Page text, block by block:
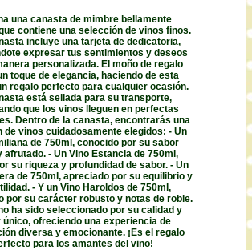
una canasta de mimbre bellamente
contiene una selección de vinos finos.
incluye una tarjeta de dedicatoria,
expresar tus sentimientos y deseos
personalizada. El moño de regalo
toque de elegancia, haciendo de esta
regalo perfecto para cualquier ocasión.
está sellada para su transporte,
que los vinos lleguen en perfectas
Dentro de la canasta, encontrarás una
de vinos cuidadosamente elegidos: - Un
de 750ml, conocido por su sabor
afrutado. - Un Vino Estancia de 750ml,
su riqueza y profundidad de sabor. - Un
de 750ml, apreciado por su equilibrio y
- Y un Vino Haroldos de 750ml,
por su carácter robusto y notas de roble.
ha sido seleccionado por su calidad y
único, ofreciendo una experiencia de
diversa y emocionante. ¡Es el regalo
para los amantes del vino!